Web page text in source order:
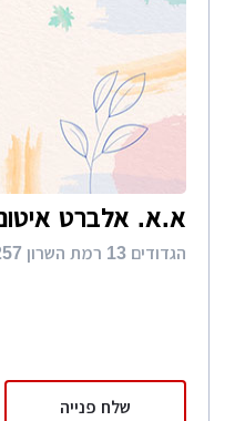
א.א. אלברט
הגדודים 13 רמת השרון 47257
שלח פנייה